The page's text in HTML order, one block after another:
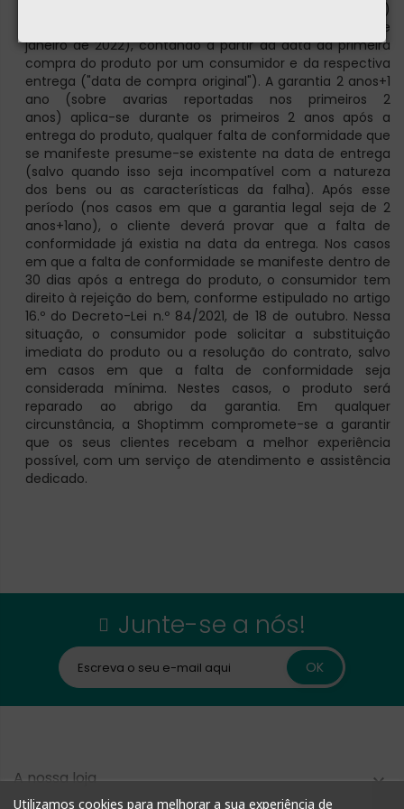
anos (para bens adquiridos até 31 de dezembro de 2021)
ou 2 anos+1 ano (para bens adquiridos a partir de 1 de
janeiro de 2022), contando a partir da data da primeira
compra do produto por um consumidor e da respectiva
entrega ("data de compra original"). A garantia 2 anos+1
ano (sobre avarias reportadas nos primeiros 2
anos) aplica-se durante os primeiros 2 anos após a
entrega do produto, qualquer falta de conformidade que
se manifeste presume-se existente na data de entrega
(salvo quando isso seja incompatível com a natureza
dos bens ou as características da falha). Após esse
período (nos casos em que a garantia legal seja de 2
anos+1ano), o cliente deverá provar que a falta de
conformidade já existia na data da entrega. Nos casos
em que a falta de conformidade se manifeste dentro de
30 dias após a entrega do produto, o consumidor tem
direito à rejeição do bem, conforme estipulado no artigo
16.º do Decreto-Lei n.º 84/2021, de 18 de outubro. Nessa
situação, o consumidor pode solicitar a substituição
imediata do produto ou a resolução do contrato, salvo
em casos em que a falta de conformidade seja
considerada mínima. Nestes casos, o produto será
reparado ao abrigo da garantia. Em qualquer
circunstância, a Shoptimm compromete-se a garantir
que os seus clientes recebam a melhor experiência
possível, com um serviço de atendimento e assistência
dedicado.
Utilizamos cookies para melhorar a sua experiência de
Junte-se a nós!
A nossa loja 